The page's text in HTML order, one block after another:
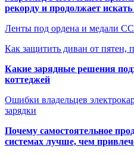
рекорду и продолжает
Ленты под ордена и медали
Как защитить диван от
Какие зарядные решения
коттеджей
Ошибки владельцев
зарядки
Почему самостоятельное
системах лучше, чем